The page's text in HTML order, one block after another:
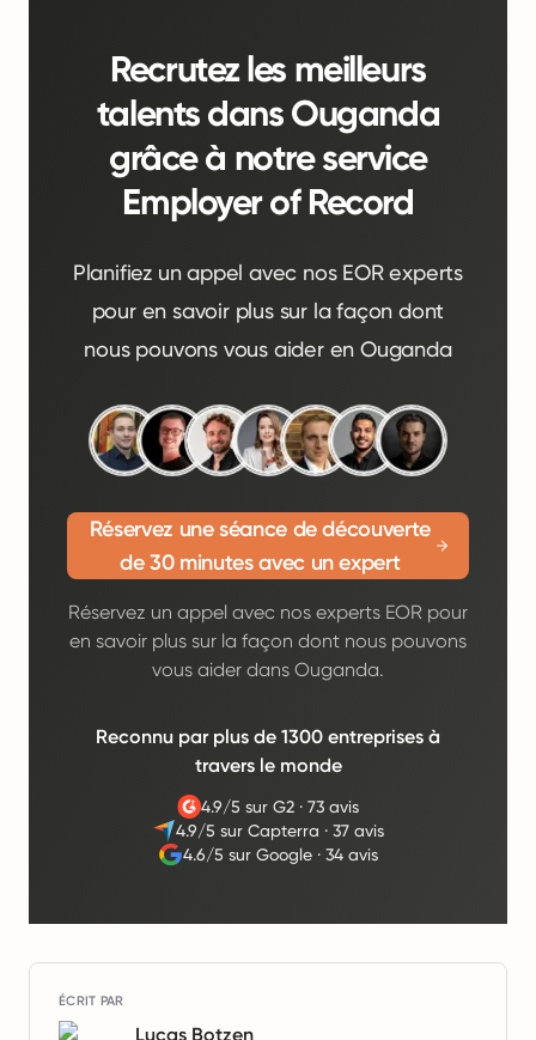
Recrutez les meilleurs
talents dans Ouganda
grâce à notre service
Employer of Record
Planifiez un appel avec nos EOR experts
pour en savoir plus sur la façon dont
nous pouvons vous aider en Ouganda
Réservez une séance de découverte
de 30 minutes avec un expert
Réservez un appel avec nos experts EOR pour
en savoir plus sur la façon dont nous pouvons
vous aider dans Ouganda.
Reconnu par plus de 1300 entreprises à
travers le monde
4.9/5 sur G2 ·73 avis
4.9/5 sur Capterra ·37 avis
4.6/5 sur Google· 34 avis
ÉCRIT PAR
Lucas Botzen